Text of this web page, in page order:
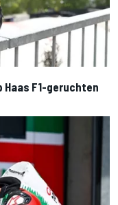
F1-geruchten